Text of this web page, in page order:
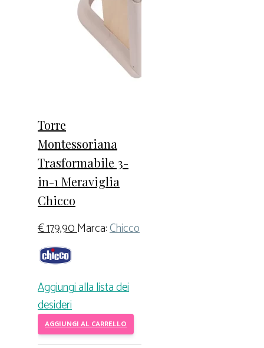
Torre
Montessoriana
Trasformabile 3-
in-1 Meraviglia
Chicco
€179,90Marca:Chicco
Aggiungi alla lista dei
desideri
AGGIUNGI AL CARRELLO